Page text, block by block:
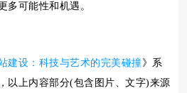
多可能性和机遇。
建设：科技与艺术的完美碰撞》系
以上内容部分(包含图片、文字)来源